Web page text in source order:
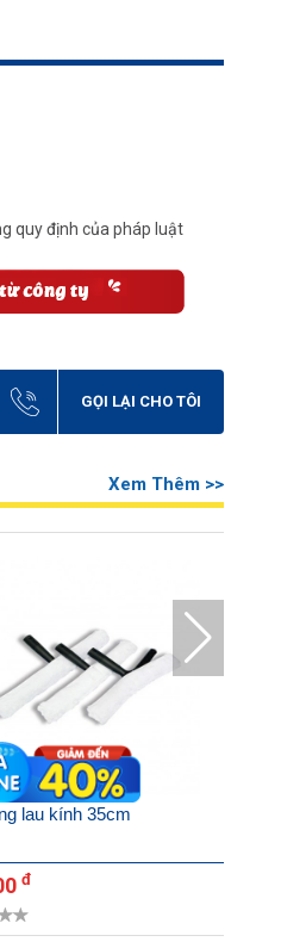
quy định của pháp luật
GỌI LẠI CHO TÔI
Xem Thêm >>
lau kính 35cm
đ